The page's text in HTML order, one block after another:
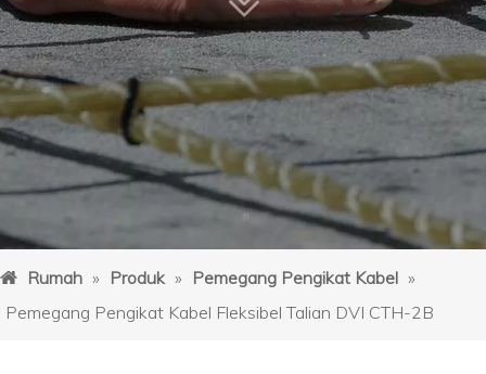
Rumah » Produk » Pemegang Pengikat Kabel »
Pemegang Pengikat Kabel Fleksibel Talian DVI CTH-2B